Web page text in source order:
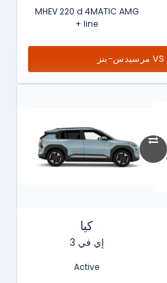
MHEV 220 d 4MATIC AMG
line +
كيا
إي في 3
Active